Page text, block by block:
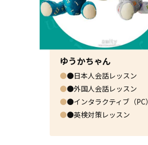
ゆうかちゃん
●●日本人会話レッスン
●●外国人会話レッスン
●●インタラクティブ（PC）
●●英検対策レッスン